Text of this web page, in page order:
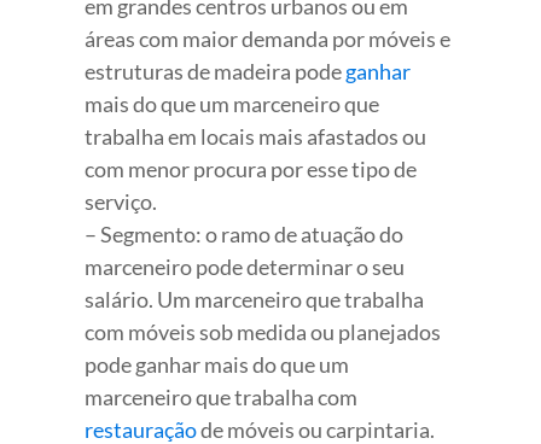
em grandes centros urbanos ou em
áreas com maior demanda por móveis e
estruturas de madeira podeganhar
mais do que um marceneiro que
trabalha em locais mais afastados ou
com menor procura por esse tipo de
serviço.
– Segmento: o ramo de atuação do
marceneiro pode determinar o seu
salário. Um marceneiro que trabalha
com móveis sob medida ou planejados
pode ganhar mais do que um
marceneiro que trabalha com
restauraçãode móveis ou carpintaria.